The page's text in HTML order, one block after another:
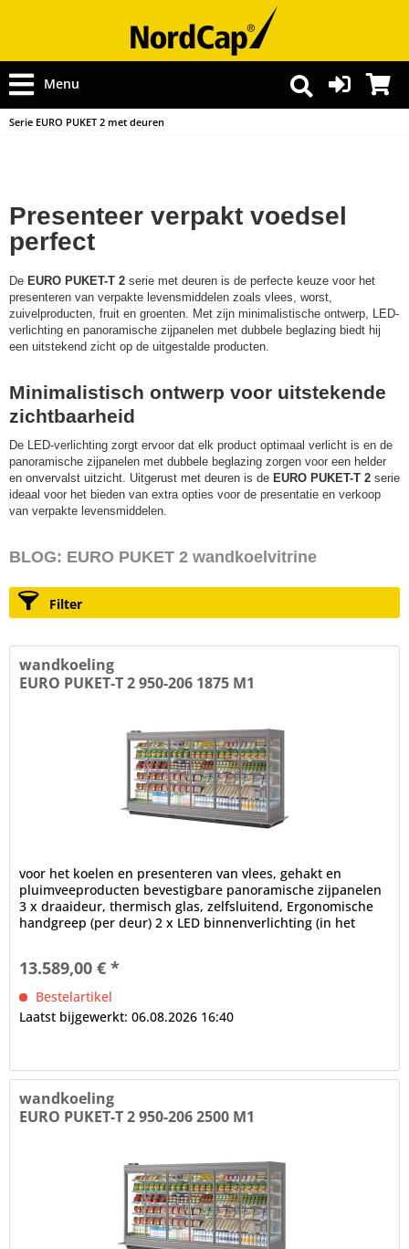
Menu
Serie EURO PUKET 2 met deuren
Presenteer verpakt voedsel
perfect
De EURO PUKET-T 2 serie met deuren is de perfecte keuze voor het
presenteren van verpakte levensmiddelen zoals vlees, worst,
zuivelproducten, fruit en groenten. Met zijn minimalistische ontwerp, LED-
verlichting en panoramische zijpanelen met dubbele beglazing biedt hij
een uitstekend zicht op de uitgestalde producten.
Minimalistisch ontwerp voor uitstekende
zichtbaarheid
De LED-verlichting zorgt ervoor dat elk product optimaal verlicht is en de
panoramische zijpanelen met dubbele beglazing zorgen voor een helder
en onvervalst uitzicht. Uitgerust met deuren is de EURO PUKET-T 2 serie
ideaal voor het bieden van extra opties voor de presentatie en verkoop
van verpakte levensmiddelen.
BLOG: EURO PUKET 2 wandkoelvitrine
Filter
wandkoeling
EURO PUKET-T 2 950-206 1875 M1
voor het koelen en presenteren van vlees, gehakt en
pluimveeproducten bevestigbare panoramische zijpanelen
3 x draaideur, thermisch glas, zelfsluitend, Ergonomische
handgreep (per deur) 2 x LED binnenverlichting (in het
13.589,00 € *
Bestelartikel
Laatst bijgewerkt: 06.08.2026 16:40
wandkoeling
EURO PUKET-T 2 950-206 2500 M1